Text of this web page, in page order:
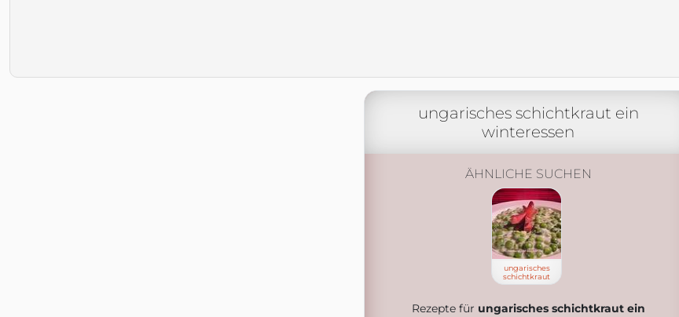
ungarisches schichtkraut ein
winteressen
ÄHNLICHE SUCHEN
ungarisches
schichtkraut
Rezepte für ungarisches schichtkraut ein